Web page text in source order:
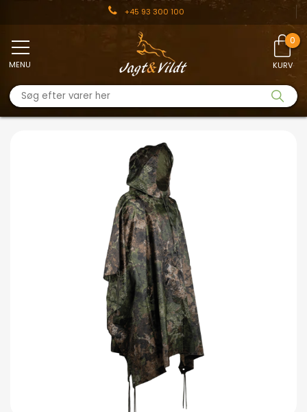
+45 93 300 100
KURV
MENU